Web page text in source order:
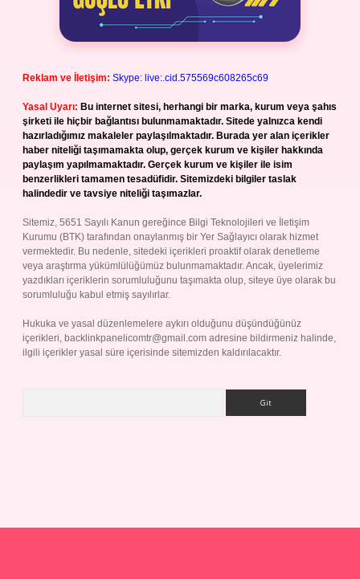
Reklam ve İletişim: Skype: live:.cid.575569c608265c69
Yasal Uyarı: Bu internet sitesi, herhangi bir marka, kurum veya şahıs
şirketi ile hiçbir bağlantısı bulunmamaktadır. Sitede yalnızca kendi
hazırladığımız makaleler paylaşılmaktadır. Burada yer alan içerikler
haber niteliği taşımamakta olup, gerçek kurum ve kişiler hakkında
paylaşım yapılmamaktadır. Gerçek kurum ve kişiler ile isim
benzerlikleri tamamen tesadüfidir. Sitemizdeki bilgiler taslak
halindedir ve tavsiye niteliği taşımazlar.
Sitemiz, 5651 Sayılı Kanun gereğince Bilgi Teknolojileri ve İletişim
Kurumu (BTK) tarafından onaylanmış bir Yer Sağlayıcı olarak hizmet
vermektedir. Bu nedenle, sitedeki içerikleri proaktif olarak denetleme
veya araştırma yükümlülüğümüz bulunmamaktadır. Ancak, üyelerimiz
yazdıkları içeriklerin sorumluluğunu taşımakta olup, siteye üye olarak bu
sorumluluğu kabul etmiş sayılırlar.
Hukuka ve yasal düzenlemelere aykırı olduğunu düşündüğünüz
içerikleri, backlinkpanelicomtr@gmail.com adresine bildirmeniz halinde,
ilgili içerikler yasal süre içerisinde sitemizden kaldırılacaktır.